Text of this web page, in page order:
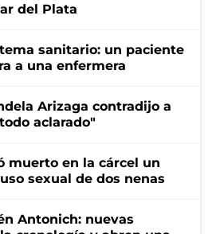
del Plata
sanitario: un paciente
a una enfermera
Arizaga contradijo a
aclarado"
muerto en la cárcel un
sexual de dos nenas
Antonich: nuevas